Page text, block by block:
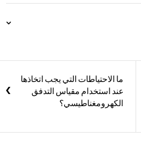
ما الاحتياطات التي يجب اتخاذها
عند استخدام مقياس التدفق
الكهرومغناطيسي؟